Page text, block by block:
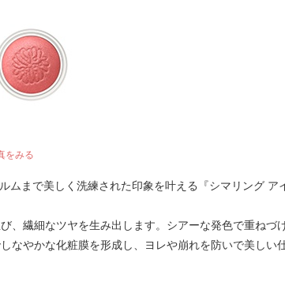
をみる
まで美しく洗練された印象を叶える『シマリング
繊細なツヤを生み出します。シアーな発色で重ねづ
やかな化粧膜を形成し、ヨレや崩れを防いで美しい